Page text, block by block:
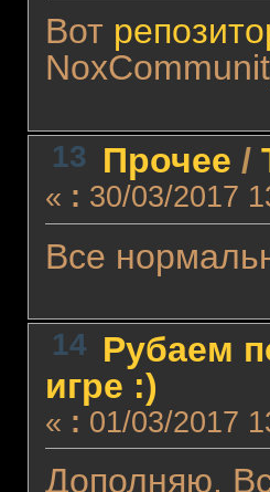
Вот
13 Прочее /
« : 30/03/2017
Все
14 Рубаем
игре :)
« : 01/03/2017
Дополняю.